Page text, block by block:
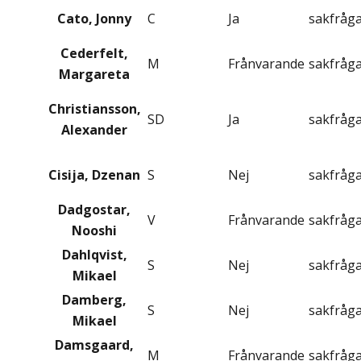
Cato, Jonny C Ja
Cederfelt,
Margareta
M Frånvarande
Christiansson,
Alexander
SD Ja
Cisija, Dzenan S Nej
Dadgostar,
Nooshi
V Frånvarande
Dahlqvist,
Mikael
S Nej
Damberg,
Mikael
S Nej
Damsgaard,
M Frånvarande